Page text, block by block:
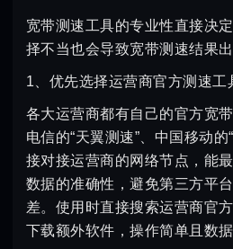
宽带测速工具的专业性直接决
择不当也会导致宽带测速结果出
1、优先选择运营商官方测速工
各大运营商都有自己的官方宽
电信的“天翼测速”、中国移动的
接对接运营商的网络节点，能
数据的准确性，避免第三方平
差。使用时直接搜索运营商官
下载额外软件，操作简单且数据